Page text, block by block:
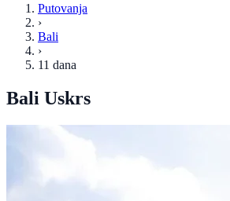
Putovanja
›
Bali
›
11 dana
Bali Uskrs